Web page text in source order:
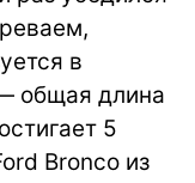
в
общая длина
5
Bronco из